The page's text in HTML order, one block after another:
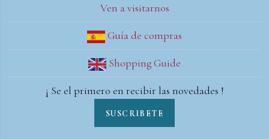
Ven a visitarnos
Guía de compras
Shopping Guide
¡ Se el primero en recibir las novedades !
SUSCRIBETE